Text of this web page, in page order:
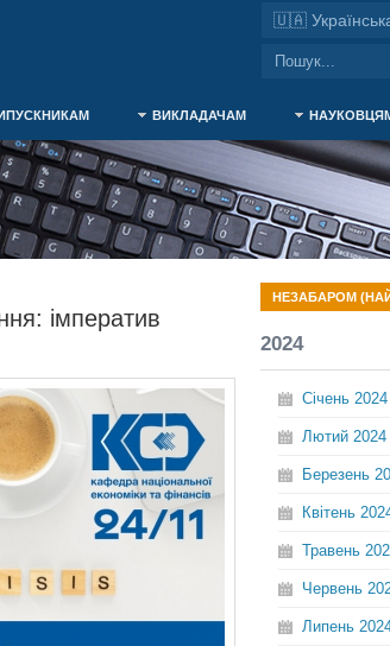
ВИКЛАДАЧАМ
імператив
НЕЗАБАРОМ
2024
Січень 2024
Лютий 2024
Березень
Квітень
Травень
Червень
Липень